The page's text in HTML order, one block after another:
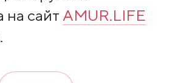
на сайт AMUR.LIFE